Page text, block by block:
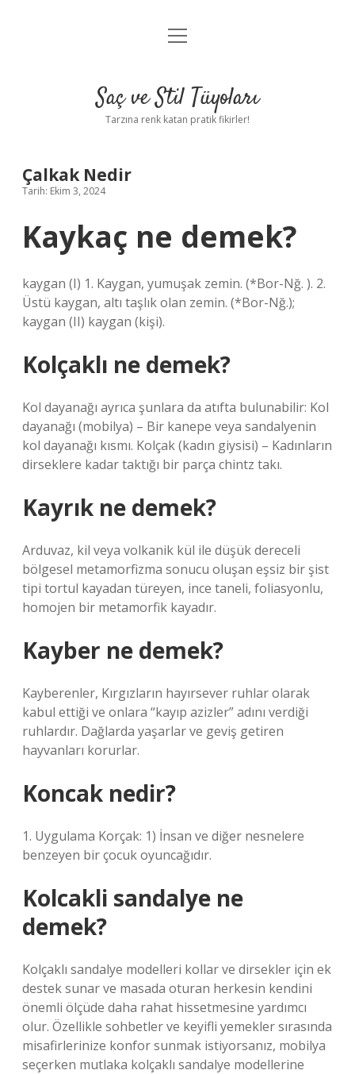
Anasayfa
Yasal Uyarı
menüyü
Saç ve Stil Tüyoları
Tarzına renk katan pratik fikirler!
Çalkak Nedir
Tarih: Ekim 3, 2024
Kaykaç ne demek?
kaygan (I) 1. Kaygan, yumuşak zemin. (*Bor-Nğ. ). 2.
Üstü kaygan, altı taşlık olan zemin. (*Bor-Nğ.);
kaygan (II) kaygan (kişi).
Kolçaklı ne demek?
Kol dayanağı ayrıca şunlara da atıfta bulunabilir: Kol
dayanağı (mobilya) – Bir kanepe veya sandalyenin
kol dayanağı kısmı. Kolçak (kadın giysisi) – Kadınların
dirseklere kadar taktığı bir parça chintz takı.
Kayrık ne demek?
Arduvaz, kil veya volkanik kül ile düşük dereceli
bölgesel metamorfizma sonucu oluşan eşsiz bir şist
tipi tortul kayadan türeyen, ince taneli, foliasyonlu,
homojen bir metamorfik kayadır.
Kayber ne demek?
Kayberenler, Kırgızların hayırsever ruhlar olarak
kabul ettiği ve onlara “kayıp azizler” adını verdiği
ruhlardır. Dağlarda yaşarlar ve geviş getiren
hayvanları korurlar.
Koncak nedir?
1. Uygulama Korçak: 1) İnsan ve diğer nesnelere
benzeyen bir çocuk oyuncağıdır.
Kolcakli sandalye ne
demek?
Kolçaklı sandalye modelleri kollar ve dirsekler için ek
destek sunar ve masada oturan herkesin kendini
önemli ölçüde daha rahat hissetmesine yardımcı
olur. Özellikle sohbetler ve keyifli yemekler sırasında
misafirlerinize konfor sunmak istiyorsanız, mobilya
seçerken mutlaka kolçaklı sandalye modellerine